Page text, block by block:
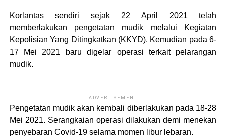
Korlantas sendiri sejak 22 April 2021 telah
memberlakukan pengetatan mudik melalui Kegiatan
Kepolisian Yang Ditingkatkan (KKYD). Kemudian pada 6-
17 Mei 2021 baru digelar operasi terkait pelarangan
mudik.
ADVERTISEMENT
Pengetatan mudik akan kembali diberlakukan pada 18-28
Mei 2021. Serangkaian operasi dilakukan demi menekan
penyebaran Covid-19 selama momen libur lebaran.